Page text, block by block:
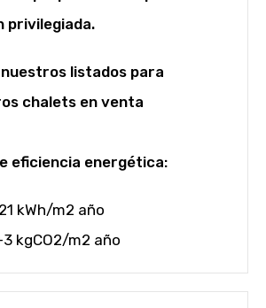
privilegiada.
listados para
chalets en venta
eficiencia energética:
kWh/m2 año
kgCO2/m2 año